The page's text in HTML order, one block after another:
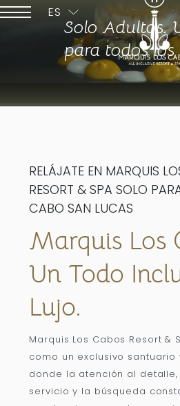
ES
ENGLISH
Solo Adultos.
para todos
RELÁJATE EN MARQUIS
RESORT & SPA SOLO
CABO SAN LUCAS
Marquis Los
Un Todo
Lujo.
Marquis Los Cabos Resort &
como un exclusivo santuario
donde la atención al
servicio y la búsqueda